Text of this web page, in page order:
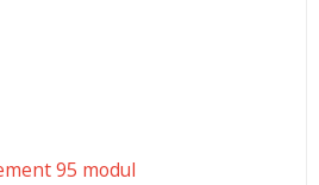
95 modul